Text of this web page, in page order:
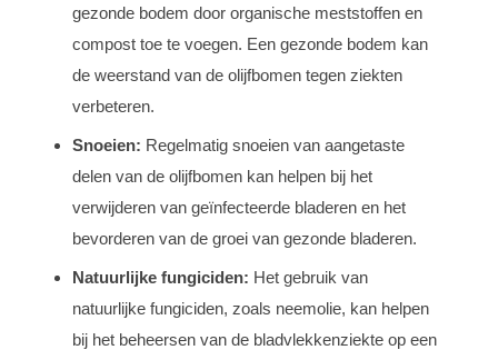
gezonde bodem door organische meststoffen en
compost toe te voegen. Een gezonde bodem kan
de weerstand van de olijfbomen tegen ziekten
verbeteren.
Snoeien: Regelmatig snoeien van aangetaste
delen van de olijfbomen kan helpen bij het
verwijderen van geïnfecteerde bladeren en het
bevorderen van de groei van gezonde bladeren.
Natuurlijke fungiciden: Het gebruik van
natuurlijke fungiciden, zoals neemolie, kan helpen
bij het beheersen van de bladvlekkenziekte op een